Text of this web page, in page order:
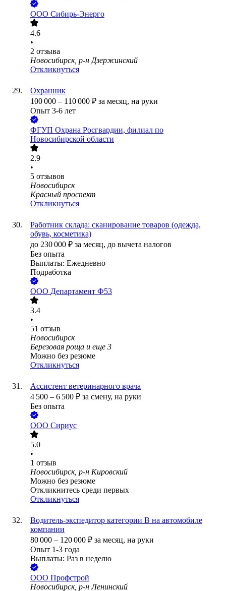
ООО Сибирь-Энерго
4.6
•
2 отзыва
Новосибирск, р-н Дзержинский
Откликнуться
Охранник
100 000 – 110 000 ₽ за месяц, на руки
Опыт 3-6 лет
ФГУП Охрана Росгвардии, филиал по
Новосибирской области
2.9
•
5 отзывов
Новосибирск
Красный проспект
Откликнуться
Работник склада: сканирование товаров (одежда,
обувь, косметика)
до 230 000 ₽ за месяц, до вычета налогов
Без опыта
Выплаты: Ежедневно
Подработка
ООО Департамент Ф53
3.4
•
51 отзыв
Новосибирск
Березовая роща и еще 3
Можно без резюме
Откликнуться
Ассистент ветеринарного врача
4 500 – 6 500 ₽ за смену, на руки
Без опыта
ООО Сириус
5.0
•
1 отзыв
Новосибирск, р-н Кировский
Можно без резюме
Откликнитесь среди первых
Откликнуться
Водитель-экспедитор категории В на автомобиле
компании
80 000 – 120 000 ₽ за месяц, на руки
Опыт 1-3 года
Выплаты: Раз в неделю
ООО Профстрой
Новосибирск, р-н Ленинский